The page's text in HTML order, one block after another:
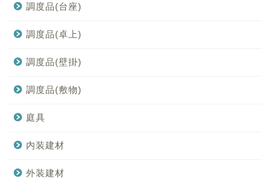
調度品(台座)
調度品(卓上)
調度品(壁掛)
調度品(敷物)
庭具
内装建材
外装建材